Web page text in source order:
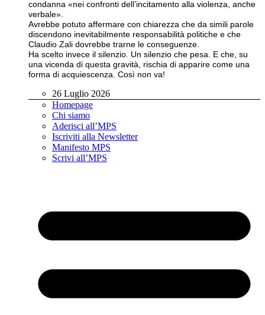
condanna «nei confronti dell’incitamento alla violenza, anche
verbale».
Avrebbe potuto affermare con chiarezza che da simili parole
discendono inevitabilmente responsabilità politiche e che
Claudio Zali dovrebbe trarne le conseguenze.
Ha scelto invece il silenzio. Un silenzio che pesa. E che, su
una vicenda di questa gravità, rischia di apparire come una
forma di acquiescenza. Così non va!
26 Luglio 2026
Homepage
Chi siamo
Aderisci all’MPS
Iscriviti alla Newsletter
Manifesto MPS
Scrivi all’MPS